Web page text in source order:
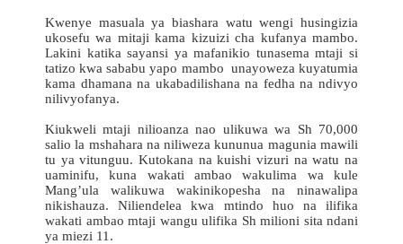
Kwenye masuala ya biashara watu wengi husingizia
ukosefu wa mitaji kama kizuizi cha kufanya mambo.
Lakini katika sayansi ya mafanikio tunasema mtaji si
tatizo kwa sababu yapo mambo unayoweza kuyatumia
kama dhamana na ukabadilishana na fedha na ndivyo
nilivyofanya.
Kiukweli mtaji nilioanza nao ulikuwa wa Sh 70,000
salio la mshahara na niliweza kununua magunia mawili
tu ya vitunguu. Kutokana na kuishi vizuri na watu na
uaminifu, kuna wakati ambao wakulima wa kule
Mang’ula walikuwa wakinikopesha na ninawalipa
nikishauza. Niliendelea kwa mtindo huo na ilifika
wakati ambao mtaji wangu ulifika Sh milioni sita ndani
ya miezi 11.